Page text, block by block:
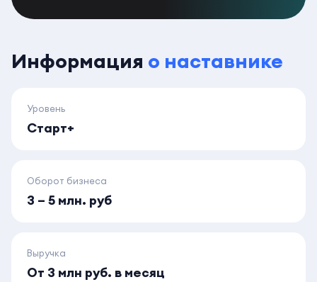
Информация о наставнике
Уровень
Старт+
Оборот бизнеса
3 – 5 млн. руб
Выручка
От 3 млн руб. в месяц